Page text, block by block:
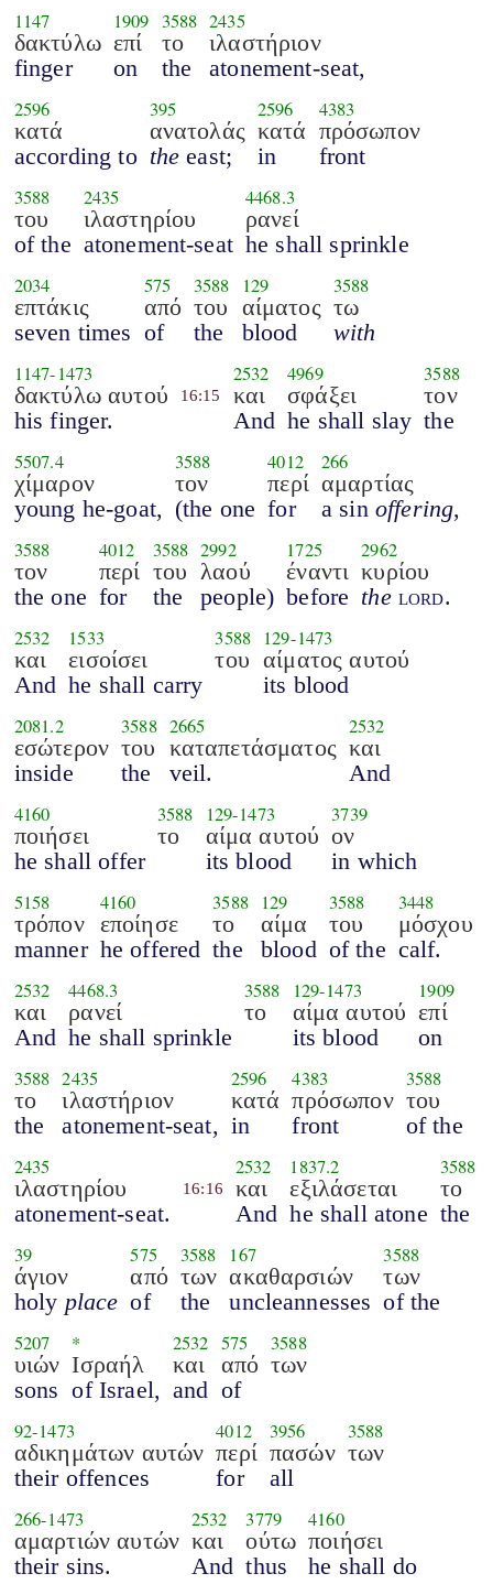
1147
δακτύλω
finger
1909
επί
on
3588
το
the
2435
ιλαστήριον
atonement-seat,
2596
κατά
according to
395
ανατολάς
the east;
2596
κατά
in
4383
πρόσωπον
front
3588
του
of the
2435
ιλαστηρίου
atonement-seat
4468.3
ρανεί
he shall sprinkle
2034
επτάκις
seven times
575
από
of
3588
του
the
129
αίματος
blood
3588
τω
with
1147-1473
δακτύλω αυτού
his finger.
16:15
2532
και
And
4969
σφάξει
he shall slay
3588
τον
the
5507.4
χίμαρον
young he-goat,
3588
τον
(the one
4012
περί
for
266
αμαρτίας
a sin offering,
3588
τον
the one
4012
περί
for
3588
του
the
2992
λαού
people)
1725
έναντι
before
2962
κυρίου
the lord.
2532
και
And
1533
εισοίσει
he shall carry
3588
του
129-1473
αίματος αυτού
its blood
2081.2
εσώτερον
inside
3588
του
the
2665
καταπετάσματος
veil.
2532
και
And
4160
ποιήσει
he shall offer
3588
το
129-1473
αίμα αυτού
its blood
3739
ον
in which
5158
τρόπον
manner
4160
εποίησε
he offered
3588
το
the
129
αίμα
blood
3588
του
of the
3448
μόσχου
calf.
2532
και
And
4468.3
ρανεί
he shall sprinkle
3588
το
129-1473
αίμα αυτού
its blood
1909
επί
on
3588
το
the
2435
ιλαστήριον
atonement-seat,
2596
κατά
in
4383
πρόσωπον
front
3588
του
of the
2435
ιλαστηρίου
atonement-seat.
16:16
2532
και
And
1837.2
εξιλάσεται
he shall atone
3588
το
the
39
άγιον
holy place
575
από
of
3588
των
the
167
ακαθαρσιών
uncleannesses
3588
των
of the
5207
υιών
sons
*
Ισραήλ
of Israel,
2532
και
and
575
από
of
3588
των
92-1473
αδικημάτων αυτών
their offences
4012
περί
for
3956
πασών
all
3588
των
266-1473
αμαρτιών αυτών
their sins.
2532
και
And
3779
ούτω
thus
4160
ποιήσει
he shall do